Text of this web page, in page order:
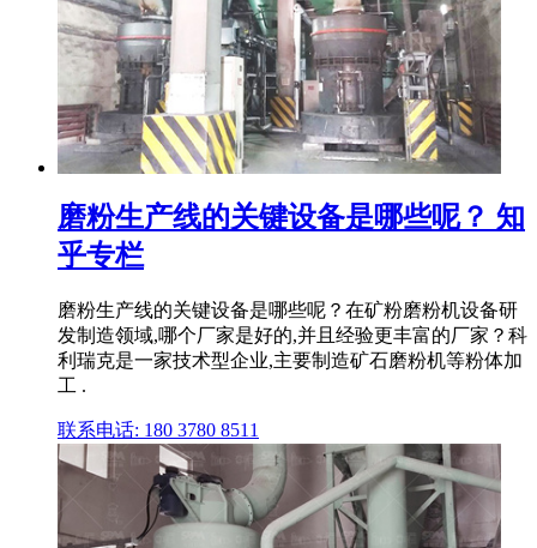
磨粉生产线的关键设备是哪些呢？ 知
乎专栏
磨粉生产线的关键设备是哪些呢？在矿粉磨粉机设备研
发制造领域,哪个厂家是好的,并且经验更丰富的厂家？科
利瑞克是一家技术型企业,主要制造矿石磨粉机等粉体加
工 .
联系电话: 180 3780 8511